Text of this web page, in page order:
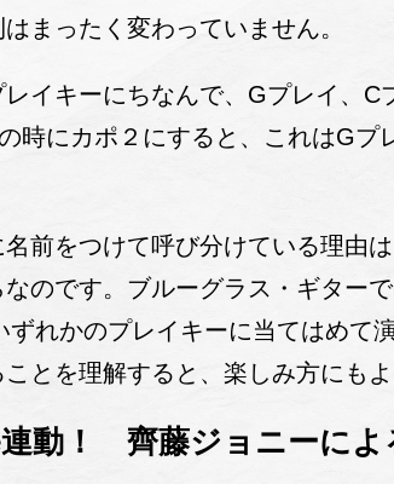
まったく変わっていません。
イキーにちなんで、Gプレイ、C
時にカポ２にすると、これはG
前をつけて呼び分けている理由
のです。ブルーグラス・ギター
ずれかのプレイキーに当てはめて
とを理解すると、楽しみ方にも
動！ 齊藤ジョニーによ